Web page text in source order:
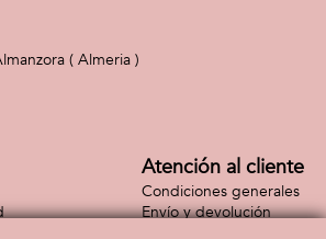
( Almeria )
Atención al cliente
Condiciones generales
Envío y devolución